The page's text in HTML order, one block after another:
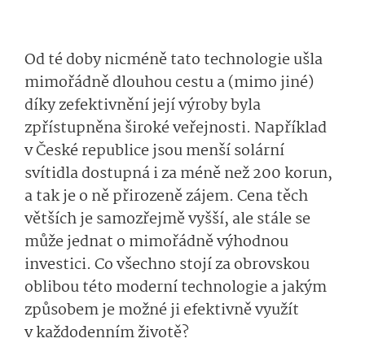
Od té doby nicméně tato technologie ušla
mimořádně dlouhou cestu a (mimo jiné)
díky zefektivnění její výroby byla
zpřístupněna široké veřejnosti. Například
v České republice jsou menší solární
svítidla dostupná i za méně než 200 korun,
a tak je o ně přirozeně zájem. Cena těch
větších je samozřejmě vyšší, ale stále se
může jednat o mimořádně výhodnou
investici. Co všechno stojí za obrovskou
oblibou této moderní technologie a jakým
způsobem je možné ji efektivně využít
v každodenním životě?